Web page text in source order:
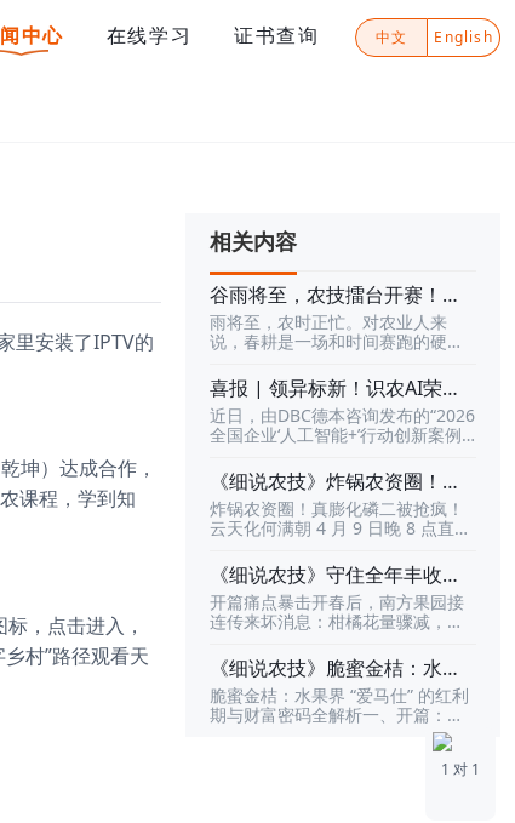
中心 在线学习 证书查询 中文 English
里安装了IPTV的
坤）达成合作，
课程，学到知
，点击进入，
村”路径观看天
相关内容
谷雨将至，农技擂台开赛！来
《识农AI》挑战全国农业高手
农业技术，赢每周豪礼与万元
雨将至，农时正忙。对农业人来
说，春耕是一场和时间赛跑的硬
是一次证明实力的时候。你对农业
知识到底懂多少？你对病虫害、防
治技术、土壤肥料、智慧农业、作
物种植这些内容，到底有多熟？你
一场真正的农技擂台？现在，机会
来了。《识农AI·谷雨耕学季》正式
开启！这不是一次普通的答题活
动，而是一场面向全国农业人的知
库，覆盖9大农业知识领域，每天都
能挑战，天天都能冲榜，和全国的
农技高手、种植能人、农业学霸同
台比拼，看看谁才是真正“最懂农业
上全国排行榜，还有每周豪礼、排
行榜奖励、万元大奖等
喜报 | 领异标新！识农AI荣膺2
026全国企业“人工智能+”行动
创新案例TOP100
近日，由DBC德本咨询发布的“2026
全国企业‘人工智能+’行动创新案例T
产业实战场、关注真实场景价值的
权威评选中，深圳市天天学农网络
科技有限公司凭借「“识农AI”基于多
模态大模型的田间地头AI应用实
评审结论！撕开产业痛点的口子，
做最懂农业的AI正如评选文章中所
言，中国AI的独特路径在于“场景驱
动、技术迭代”。我们不是拿着AI这
了广袤农田中千万农户面临的真实
难题，从而锻造出最契合农业场景
的技术利器。识农AI自诞生起，就
拒绝做停留在实验室里的“酷炫”模
型。我们致力于将前沿的多模态大
《细说农技》炸锅农资圈！真
膨化磷二抢疯！云天化何满朝
直播拆解分辨用法禁忌｜4 月 9
炸锅农资圈！真膨化磷二被抢疯！
云天化何满朝 4 月 9 日晚 8 点直播
耕备肥正酣，农资市场迎来 “现象级
爆款”！一款真膨化磷酸二氢钾近期
在全国种植户圈彻底火出圈，多地
出现排队抢购、断货补货热潮，成
中的 “增产刚需”。然而，随着热度
飙升，市场乱象也层出不穷：假货
泛滥、真假难辨、用法不当导致肥
效全无、禁忌不清引发肥害…… 诸
多痛点让无数农户 “花高价买无效
肥”。为解决种植户核心难题，由天
天学农联合云天化股份重磅打造的
《细说农技》守住全年丰收！
李军开讲南方果树保果技术，
｜3 月 26 日晚 8 点
开篇痛点暴击开春后，南方果园接
连传来坏消息：柑橘花量骤减，坐
期遇冷，幼果一碰就掉；槟榔保果
药越用越乱，产量反而连年下滑……
无数果农盯着稀疏的枝条叹气：“花
少果难保，今年又要白干了？”别
慌！行业实战派专家李军带着一套
经过千亩果园验证的 “保果密码” 来
了，要帮果农把流失的产量 “抢” 回
《细说农技》脆蜜金桔：水果
界 “爱马仕” 的泡沫，还是真红
利？19日晚8点！
脆蜜金桔：水果界 “爱马仕” 的红利
期与财富密码全解析一、开篇：戳
中行业痛点，引爆关注当一颗金桔
能卖到 5 元甚至更高，当果园亩产
值突破数万元，脆蜜金桔早已超越
1 对 1